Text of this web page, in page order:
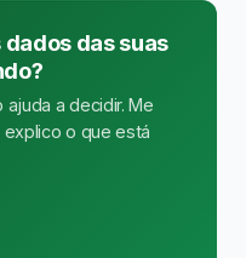
das suas
a decidir. Me
o que está